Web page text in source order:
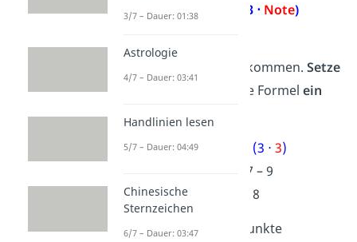
Punkte = 17 – (3 ⋅ Note)
Beispiel:
bekommen.Setze
deine Note 3 nun in die Formelein
und rechne sie aus:
Punkte = 17 – (3 ⋅3)
Punkte = 17 – 9
Punkte = 8
DeineNote 3sind in Punkte
3/7 – Dauer: 01:38
Astrologie
4/7 – Dauer: 03:41
Handlinien lesen
5/7 – Dauer: 04:49
Chinesische
Sternzeichen
6/7 – Dauer: 03:47